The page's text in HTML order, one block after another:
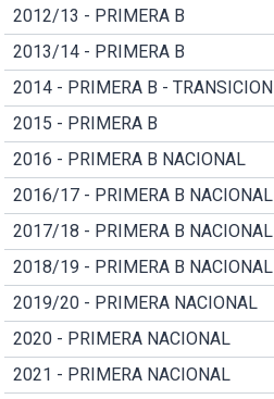
2012/13 - PRIMERA B
2013/14 - PRIMERA B
2014 - PRIMERA B - TRANSICION
2015 - PRIMERA B
2016 - PRIMERA B NACIONAL
2016/17 - PRIMERA B NACIONAL
2017/18 - PRIMERA B NACIONAL
2018/19 - PRIMERA B NACIONAL
2019/20 - PRIMERA NACIONAL
2020 - PRIMERA NACIONAL
2021 - PRIMERA NACIONAL